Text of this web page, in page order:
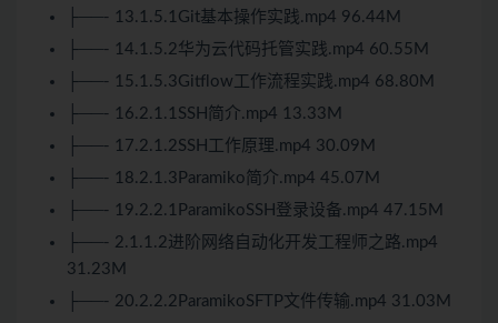
├──- 13.1.5.1 Git基本操作实践.mp4 96.44M
├──- 14.1.5.2华为云代码托管实践.mp4 60.55M
├──- 15.1.5.3Git flow工作流程实践.mp4 68.80M
├──- 16.2.1.1SSH简介.mp4 13.33M
├──- 17.2.1.2SSH工作原理.mp4 30.09M
├──- 18.2.1.3Paramiko简介.mp4 45.07M
├──- 19.2.2.1ParamikoSSH登录设备.mp4 47.15M
├──- 2.1.1.2进阶网络自动化开发工程师之路.mp4
31.23M
├──- 20.2.2.2ParamikoSFTP文件传输.mp4 31.03M